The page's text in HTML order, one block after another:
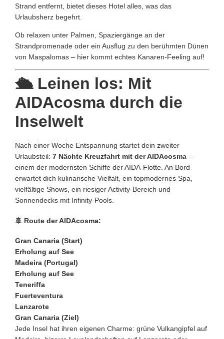
Strand entfernt, bietet dieses Hotel alles, was das
Urlaubsherz begehrt.
Ob relaxen unter Palmen, Spaziergänge an der
Strandpromenade oder ein Ausflug zu den berühmten Dünen
von Maspalomas – hier kommt echtes Kanaren-Feeling auf!
🛳️ Leinen los: Mit
AIDAcosma durch die
Inselwelt
Nach einer Woche Entspannung startet dein zweiter
Urlaubsteil: 7 Nächte Kreuzfahrt mit der AIDAcosma –
einem der modernsten Schiffe der AIDA-Flotte. An Bord
erwartet dich kulinarische Vielfalt, ein topmodernes Spa,
vielfältige Shows, ein riesiger Activity-Bereich und
Sonnendecks mit Infinity-Pools.
🚢 Route der AIDAcosma:
Gran Canaria (Start)
Erholung auf See
Madeira (Portugal)
Erholung auf See
Teneriffa
Fuerteventura
Lanzarote
Gran Canaria (Ziel)
Jede Insel hat ihren eigenen Charme: grüne Vulkangipfel auf